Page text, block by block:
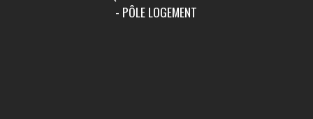
- PÔLE LOGEMENT